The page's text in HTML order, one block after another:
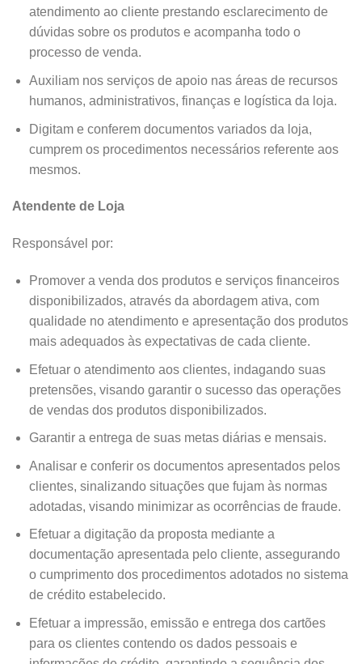
atendimento ao cliente prestando esclarecimento de
dúvidas sobre os produtos e acompanha todo o
processo de venda.
Auxiliam nos serviços de apoio nas áreas de recursos
humanos, administrativos, finanças e logística da loja.
Digitam e conferem documentos variados da loja,
cumprem os procedimentos necessários referente aos
mesmos.
Atendente de Loja
Responsável por:
Promover a venda dos produtos e serviços financeiros
disponibilizados, através da abordagem ativa, com
qualidade no atendimento e apresentação dos produtos
mais adequados às expectativas de cada cliente.
Efetuar o atendimento aos clientes, indagando suas
pretensões, visando garantir o sucesso das operações
de vendas dos produtos disponibilizados.
Garantir a entrega de suas metas diárias e mensais.
Analisar e conferir os documentos apresentados pelos
clientes, sinalizando situações que fujam às normas
adotadas, visando minimizar as ocorrências de fraude.
Efetuar a digitação da proposta mediante a
documentação apresentada pelo cliente, assegurando
o cumprimento dos procedimentos adotados no sistema
de crédito estabelecido.
Efetuar a impressão, emissão e entrega dos cartões
para os clientes contendo os dados pessoais e